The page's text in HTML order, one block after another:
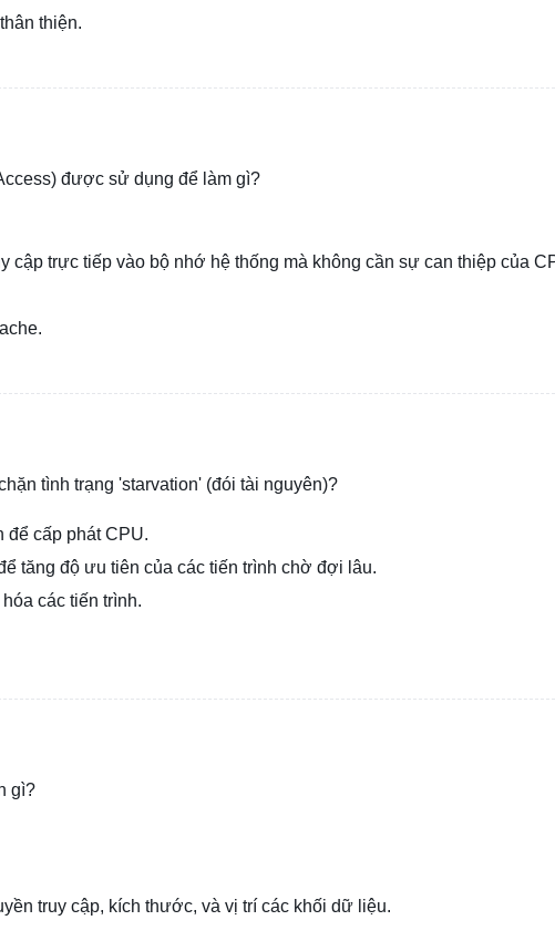
thiện.
được sử dụng để làm gì?
cập trực tiếp vào bộ nhớ hệ thống mà không cần sự can thiệp của
tình trạng 'starvation' (đói tài nguyên)?
để cấp phát CPU.
tăng độ ưu tiên của các tiến trình chờ đợi lâu.
các tiến trình.
gì?
truy cập, kích thước, và vị trí các khối dữ liệu.